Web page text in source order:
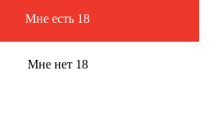
Мне есть 18
Мне нет 18